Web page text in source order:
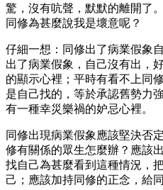
驚，沒有吭聲，默默的離開了
同修為甚麼說我是壞意呢？
仔細一想：同修出了病業假象
出了病業假象，自己沒有出，
的顯示心裡；平時有看不上同
是自己找的，等於承認舊勢力
有一種幸災樂禍的妒忌心裡。
同修出現病業假象應該堅決否
修有關係的眾生怎麼辦？應該
找自己為甚麼看到這種情況，
己；應該加持同修的正念，給